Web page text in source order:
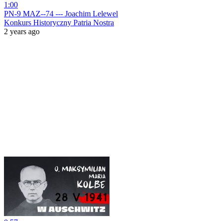
1:00
PN-9 MAZ--74 --- Joachim Lelewel
Konkurs Historyczny Patria Nostra
2 years ago